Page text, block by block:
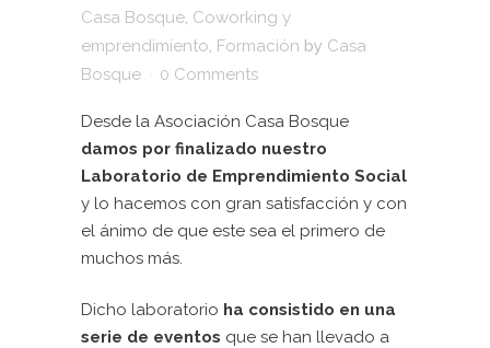
Casa Bosque, Coworking y
emprendimiento, Formación by Casa
Bosque
0 Comments
Desde la Asociación Casa Bosque
damos por finalizado nuestro
Laboratorio de Emprendimiento Social
y lo hacemos con gran satisfacción y con
el ánimo de que este sea el primero de
muchos más.
Dicho laboratorio ha consistido en una
serie de eventos que se han llevado a